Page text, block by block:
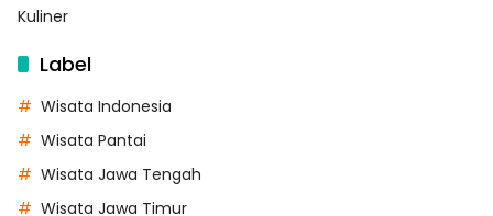
Kuliner
Label
Wisata Indonesia
Wisata Pantai
Wisata Jawa Tengah
Wisata Jawa Timur